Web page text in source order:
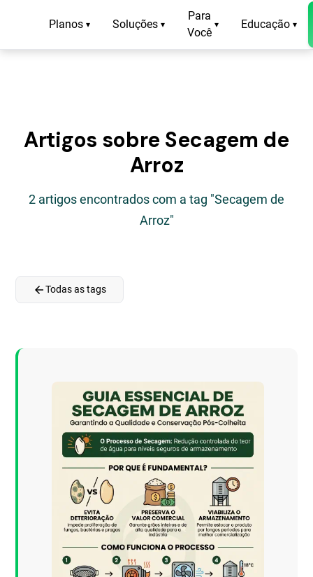
Planos ▾ Soluções ▾
Para
Você
▾ Educação ▾
Artigos sobre Secagem de
Arroz
2 artigos encontrados com a tag "Secagem de
Arroz"
arrow_backTodas as tags